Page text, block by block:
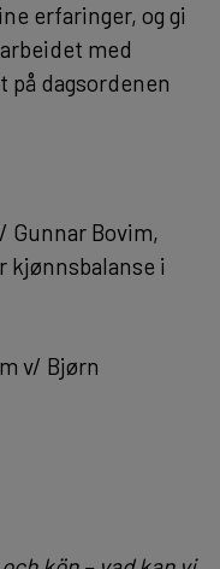
erfaringer, og gi
med
på dagsordenen
Bovim,
kjønnsbalanse i
v/ Bjørn